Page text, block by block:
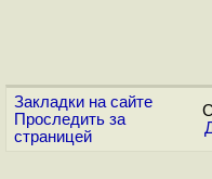
Закладки на сайте
Проследить за
страницей